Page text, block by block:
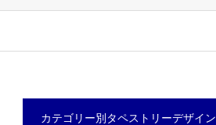
カテゴリー別タペストリーデザイン